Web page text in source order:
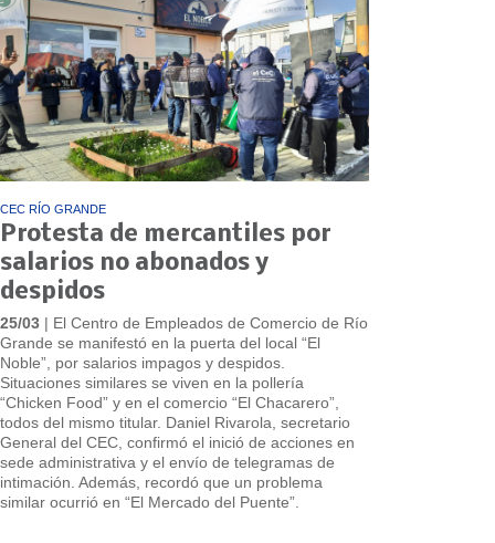
CEC RÍO GRANDE
Protesta de mercantiles por
salarios no abonados y
despidos
25/03 | El Centro de Empleados de Comercio de Río
Grande se manifestó en la puerta del local “El
Noble”, por salarios impagos y despidos.
Situaciones similares se viven en la pollería
“Chicken Food” y en el comercio “El Chacarero”,
todos del mismo titular. Daniel Rivarola, secretario
General del CEC, confirmó el inició de acciones en
sede administrativa y el envío de telegramas de
intimación. Además, recordó que un problema
similar ocurrió en “El Mercado del Puente”.